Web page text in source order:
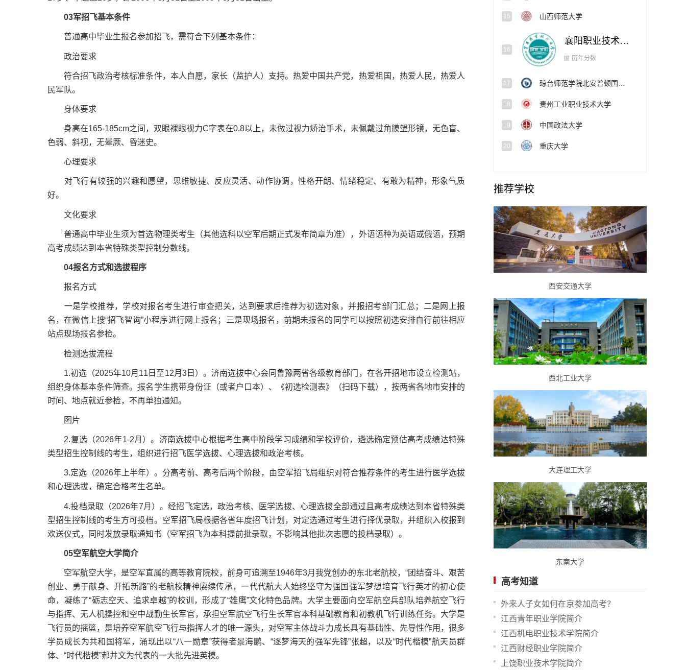
03军招飞基本条件
普通高中毕业生报名参加招飞，需符合下列基本条件：
政治要求
符合招飞政治考核标准条件，本人自愿，家长（监护人）支持。热爱中国共产党，热爱祖国，热爱人民，热爱人
民军队。
身体要求
身高在165-185cm之间，双眼裸眼视力C字表在0.8以上，未做过视力矫治手术，未佩戴过角膜塑形镜，无色盲、
色弱、斜视，无晕厥、昏迷史。
心理要求
对飞行有较强的兴趣和愿望，思维敏捷、反应灵活、动作协调，性格开朗、情绪稳定、有敢为精神，形象气质
好。
文化要求
普通高中毕业生须为首选物理类考生（其他选科以空军后期正式发布简章为准），外语语种为英语或俄语，预期
高考成绩达到本省特殊类型控制分数线。
04报名方式和选拔程序
报名方式
一是学校推荐，学校对报名考生进行审查把关，达到要求后推荐为初选对象，并报招考部门汇总；二是网上报
名，在微信上搜“招飞智询”小程序进行网上报名；三是现场报名，前期未报名的同学可以按照初选安排自行前往相应
站点现场报名参检。
检测选拔流程
1.初选（2025年10月11日至12月3日）。济南选拔中心会同鲁豫两省各级教育部门，在各开招地市设立检测站，
组织身体基本条件筛查。报名学生携带身份证（或者户口本）、《初选检测表》（扫码下载），按两省各地市安排的
时间、地点就近参检，不再单独通知。
图片
2.复选（2026年1-2月）。济南选拔中心根据考生高中阶段学习成绩和学校评价，遴选确定预估高考成绩达特殊
类型招生控制线的考生，组织进行招飞医学选拔、心理选拔和政治考核。
3.定选（2026年上半年）。分高考前、高考后两个阶段，由空军招飞局组织对符合推荐条件的考生进行医学选拔
和心理选拔，确定合格考生名单。
4.投档录取（2026年7月）。经招飞定选，政治考核、医学选拔、心理选拔全部通过且高考成绩达到本省特殊类
型招生控制线的考生方可投档。空军招飞局根据各省年度招飞计划，对定选通过考生进行择优录取，并组织入校报到
欢送仪式，同时发放录取通知书（空军招飞为本科提前批录取，不影响其他批次志愿的投档录取）。
05空军航空大学简介
空军航空大学，是空军直属的高等教育院校，前身可追溯至1946年3月我党创办的东北老航校，“团结奋斗、艰苦
创业、勇于献身、开拓新路”的老航校精神赓续传承，一代代航大人始终坚守为强国强军梦想培育飞行英才的初心使
命，凝练了“砺志空天、追求卓越”的校训，形成了“雄鹰”文化特色品牌。大学主要面向空军航空兵部队培养航空飞行
与指挥、无人机操控和空中战勤生长军官，承担空军航空飞行生长军官本科基础教育和初教机飞行训练任务。大学是
飞行员的摇篮，是培养空军航空飞行与指挥人才的唯一源头，对空军主体战斗力成长具有基础性、先导性作用，很多
学员成长为共和国将军，涌现出以“八一勋章”获得者景海鹏、“逐梦海天的强军先锋”张超，以及“时代楷模”航天员群
体、“时代楷模”郝井文为代表的一大批先进英模。
15 山西师范大学
襄阳职业技术大学
历年分数
18 贵州工业职业技术大学
19 中国政法大学
20 重庆大学
推荐学校
西安交通大学
西北工业大学
大连理工大学
东南大学
高考知道
外来人子女如何在京参加高考？
江西青年职业学院简介
江西机电职业技术学院简介
江西财经职业学院简介
上饶职业技术学院简介